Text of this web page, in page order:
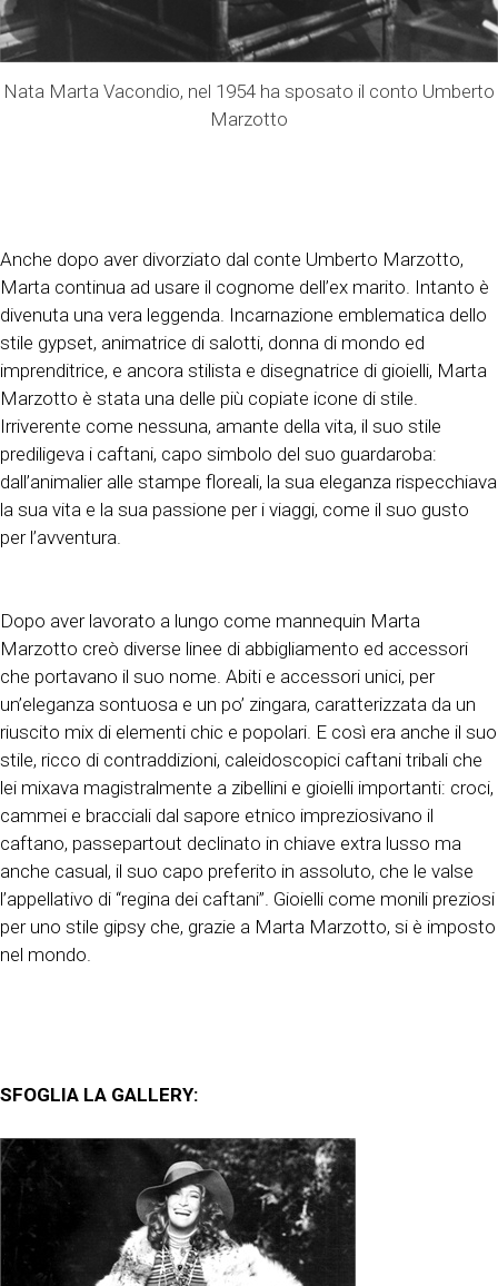
Nata Marta Vacondio, nel 1954 ha sposato il conto Umberto
Marzotto
Anche dopo aver divorziato dal conte Umberto Marzotto,
Marta continua ad usare il cognome dell’ex marito. Intanto è
divenuta una vera leggenda. Incarnazione emblematica dello
stile gypset, animatrice di salotti, donna di mondo ed
imprenditrice, e ancora stilista e disegnatrice di gioielli, Marta
Marzotto è stata una delle più copiate icone di stile.
Irriverente come nessuna, amante della vita, il suo stile
prediligeva i caftani, capo simbolo del suo guardaroba:
dall’animalier alle stampe floreali, la sua eleganza rispecchiava
la sua vita e la sua passione per i viaggi, come il suo gusto
per l’avventura.
Dopo aver lavorato a lungo come mannequin Marta
Marzotto creò diverse linee di abbigliamento ed accessori
che portavano il suo nome. Abiti e accessori unici, per
un’eleganza sontuosa e un po’ zingara, caratterizzata da un
riuscito mix di elementi chic e popolari. E così era anche il suo
stile, ricco di contraddizioni, caleidoscopici caftani tribali che
lei mixava magistralmente a zibellini e gioielli importanti: croci,
cammei e bracciali dal sapore etnico impreziosivano il
caftano, passepartout declinato in chiave extra lusso ma
anche casual, il suo capo preferito in assoluto, che le valse
l’appellativo di “regina dei caftani”. Gioielli come monili preziosi
per uno stile gipsy che, grazie a Marta Marzotto, si è imposto
nel mondo.
SFOGLIA LA GALLERY: